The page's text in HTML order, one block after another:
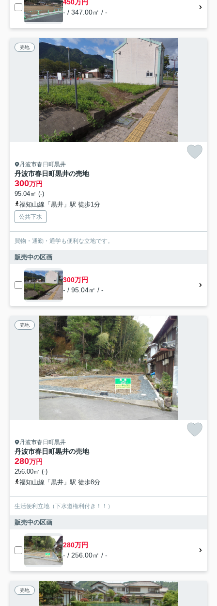
450万円
- / 347.00㎡ / -
売地
丹波市春日町黒井
丹波市春日町黒井の売地
300万円
95.04㎡ (-)
福知山線「黒井」駅 徒歩1分
公共下水
買物・通勤・通学も便利な立地です。
販売中の区画
300万円
- / 95.04㎡ / -
売地
丹波市春日町黒井
丹波市春日町黒井の売地
280万円
256.00㎡ (-)
福知山線「黒井」駅 徒歩8分
生活便利立地（下水道権利付き！！）
販売中の区画
280万円
- / 256.00㎡ / -
売地